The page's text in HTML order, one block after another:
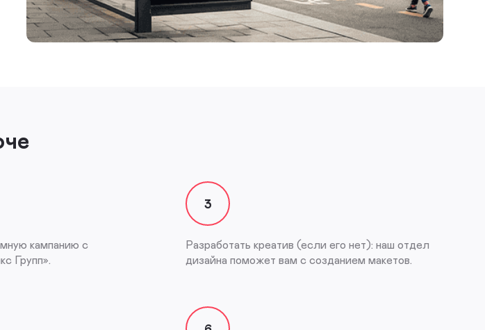
кампанию с
Групп».
3
Разработать креатив (если его нет): наш отдел
дизайна поможет вам с созданием макетов.